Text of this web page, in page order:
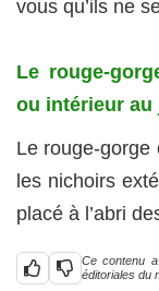
vous qu’ils ne
Le rouge-
ou intérieur au
Le rouge-gorge
les nichoirs
placé à l’abri
Ce contenu
éditoriales du